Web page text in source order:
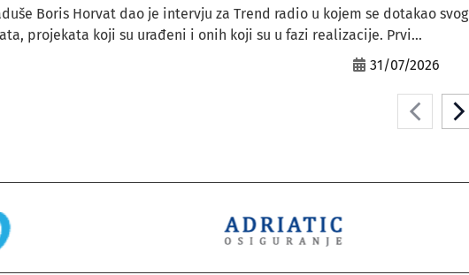
Boris Horvat dao je intervju za Trend radio u kojem se dotakao svog
projekata koji su urađeni i onih koji su u fazi realizacije. Prvi...
31/07/2026